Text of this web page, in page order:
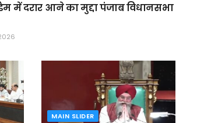
में दरार आने का मुद्दा पंजाब विधानसभा
MAIN SLIDER